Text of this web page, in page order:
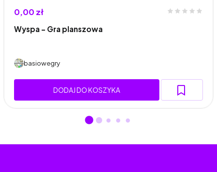
0,00 zł
Wyspa – Gra planszowa
basiowegry
DODAJ DO KOSZYKA